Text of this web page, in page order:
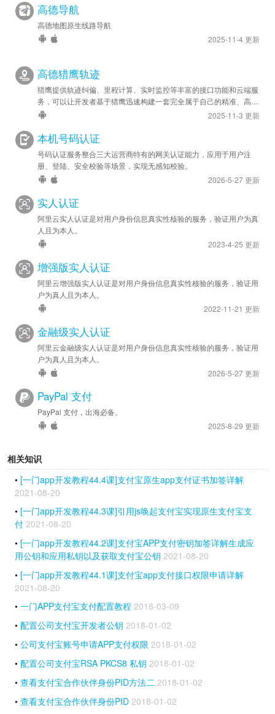
高德导航
高德地图原生线路导航
2025-11-4 更新
高德猎鹰轨迹
猎鹰提供轨迹纠偏、里程计算、实时监控等丰富的接口功能和云端服
务，可以让开发者基于猎鹰迅速构建一套完全属于自己的精准、高效
的轨迹管理系统，应用于车队管理、人员管理等领域。2025-11-3 更新
本机号码认证
号码认证服务整合三大运营商特有的网关认证能力，应用于用户注
册、登陆、安全校验等场景，实现无感知校验。
2026-5-27 更新
实人认证
阿里云实人认证是对用户身份信息真实性核验的服务，验证用户为真
人且为本人。
2023-4-25 更新
增强版实人认证
阿里云增强版实人认证是对用户身份信息真实性核验的服务，验证用
户为真人且为本人。
2022-11-21 更新
金融级实人认证
阿里云金融级实人认证是对用户身份信息真实性核验的服务，验证用
户为真人且为本人。
2026-5-27 更新
PayPal 支付
PayPal 支付，出海必备。
2025-8-29 更新
相关知识
• [一门app开发教程44.4课]支付宝原生app支付证书加签详解
2021-08-20
• [一门app开发教程44.3课]引用js唤起支付宝实现原生支付宝支
付 2021-08-20
• [一门app开发教程44.2课]支付宝APP支付密钥加签详解生成应
用公钥和应用私钥以及获取支付宝公钥 2021-08-20
• [一门app开发教程44.1课]支付宝app支付接口权限申请详解
2021-08-20
• 一门APP支付宝支付配置教程 2018-03-09
• 配置公司支付宝开发者公钥 2018-01-02
• 公司支付宝账号申请APP支付权限 2018-01-02
• 配置公司支付宝RSA PKCS8 私钥 2018-01-02
• 查看支付宝合作伙伴身份PID方法二 2018-01-02
• 查看支付宝合作伙伴身份PID 2018-01-02